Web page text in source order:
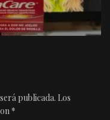
CREMAS Y
HIDRATACIÓN
publicada. Los
*